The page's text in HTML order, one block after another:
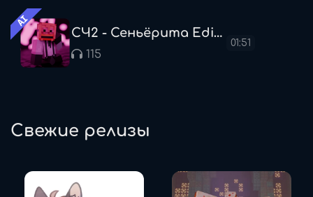
Используются для отслеживания посещений и
взаимодействия с контентом.
СЧ2 - Сеньёрита Edition
115
01:51
AI
Свежие релизы